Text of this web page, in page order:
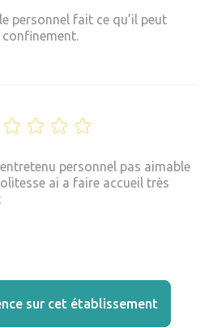
personnel fait ce qu’il peut
personnel pas aimable
ai a faire accueil très
sur cet établissement